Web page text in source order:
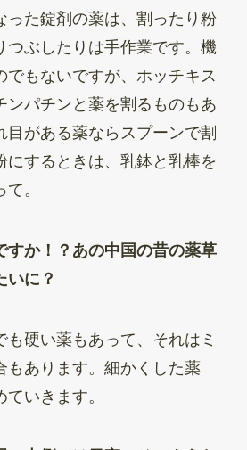
った錠剤の薬は、割ったり粉
つぶしたりは手作業です。機
でもないですが、ホッチキス
ンパチンと薬を割るものもあ
目がある薬ならスプーンで割
にするときは、乳鉢と乳棒を
。
か！？あの中国の昔の薬草
いに？
硬い薬もあって、それはミ
もあります。細かくした薬
いきます。